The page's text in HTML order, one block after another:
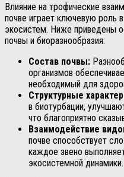
Влияние на трофические
почве играет ключевую роль
экосистем. Ниже приведены
почвы и биоразнообразия:
Состав почвы:
организмов
необходимый для
Структурные
в биотурбации,
что благоприятно
Взаимодействие
почве способствует
каждое звено
экосистемной динамики.